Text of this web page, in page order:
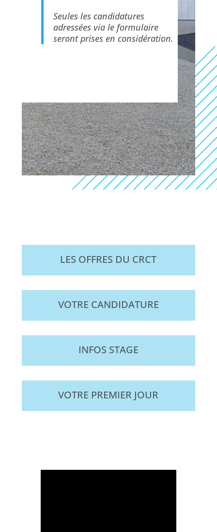
Seules les candidatures
adressées via le formulaire
seront prises en considération.
LES OFFRES DU CRCT
VOTRE CANDIDATURE
INFOS STAGE
VOTRE PREMIER JOUR